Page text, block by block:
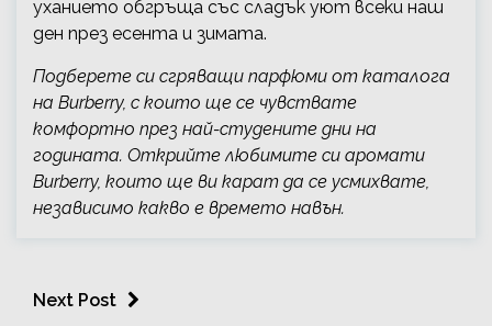
уханието обгръща със сладък уют всеки наш
ден през есента и зимата.
Подберете си сгряващи парфюми от каталога
на Burberry, с които ще се чувствате
комфортно през най-студените дни на
годината. Открийте любимите си аромати
Burberry, които ще ви карат да се усмихвате,
независимо какво е времето навън.
Next Post